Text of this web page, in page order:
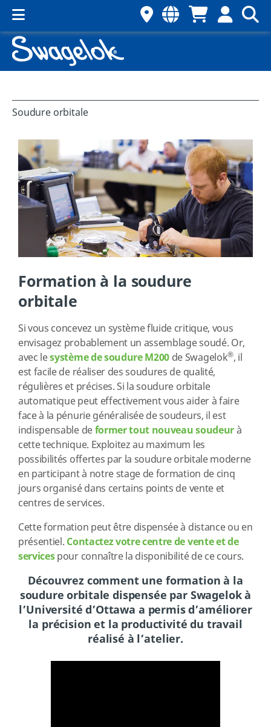
Soudure orbitale
Formation à la soudure
orbitale
Si vous concevez un système fluide critique, vous
envisagez probablement un assemblage soudé. Or,
avec lesystème de soudure M200 de Swagelok®, il
est facile de réaliser des soudures de qualité,
régulières et précises. Si la soudure orbitale
automatique peut effectivement vous aider à faire
face à la pénurie généralisée de soudeurs, il est
indispensable deformer tout nouveau soudeurà
cette technique. Exploitez au maximum les
possibilités offertes par la soudure orbitale moderne
en participant à notre stage de formation de cinq
jours organisé dans certains points de vente et
centres de services.
Cette formation peut être dispensée à distance ou en
présentiel. Contactez votre centre de vente et de
servicespour connaître la disponibilité de ce cours.
Découvrez comment une formation à la
soudure orbitale dispensée par Swagelok à
l’Université d’Ottawa a permis d’améliorer
la précision et la productivité du travail
réalisé à l’atelier.